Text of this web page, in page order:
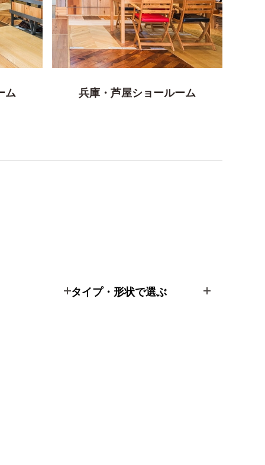
ム 兵庫・芦屋ショールーム
タイプ・形状で選ぶ